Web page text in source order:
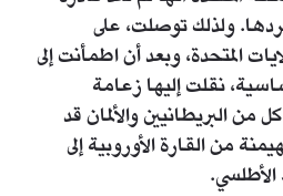
ولذلك توصلت، على
المتحدة، وبعد أن اطمأنت إلى
نقلت إليها زعامة
من البريطانيين والألمان قد
من القارة الأوروبية إلى